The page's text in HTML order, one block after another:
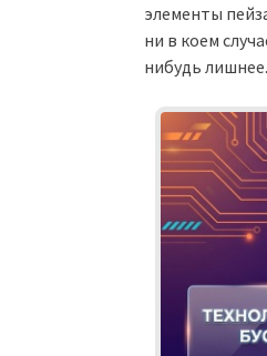
элементы
ни в коем
нибудь лишнее.